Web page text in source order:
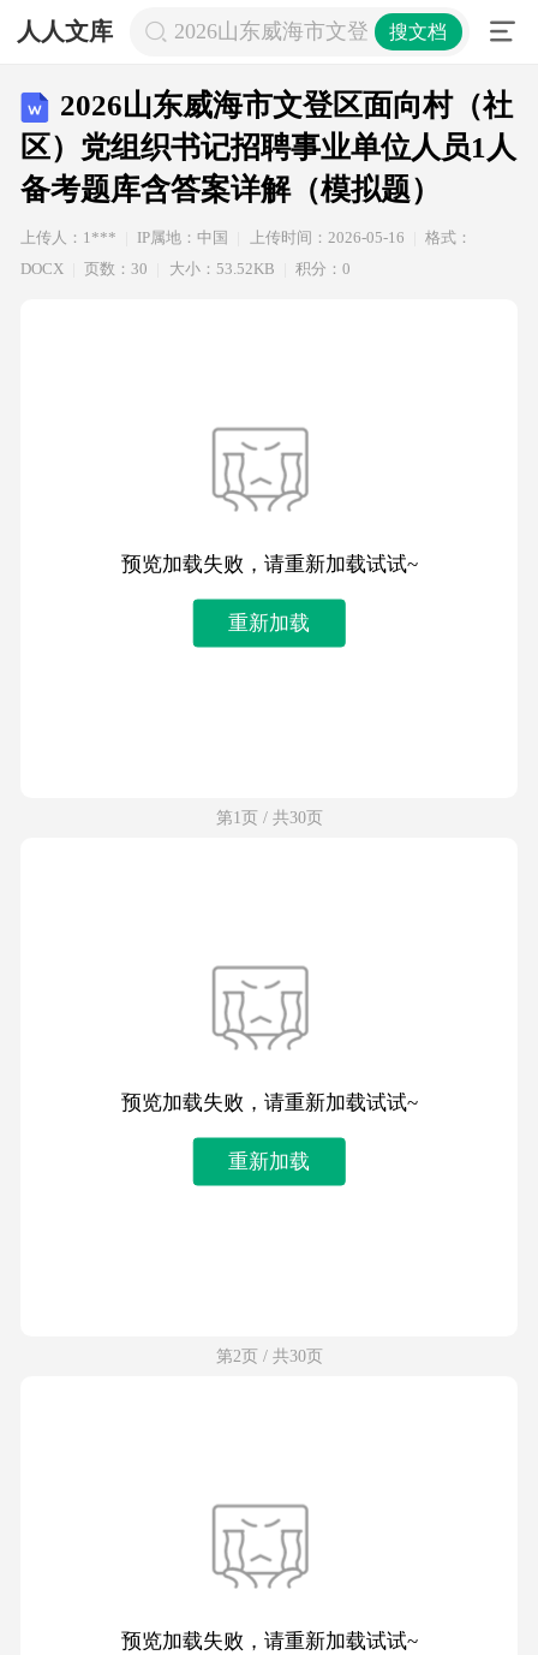
人人文库 2026山东威海市文登区面向村（社区
搜文档
2026山东威海市文登区面向村（社
区）党组织书记招聘事业单位人员1人
备考题库含答案详解（模拟题）
上传人：1*** IP属地：中国 上传时间：2026-05-16
格式：
DOCX
页数：30 大小：53.52KB 积分：0
预览加载失败，请重新加载试试~
重新加载
第1页 / 共30页
预览加载失败，请重新加载试试~
重新加载
第2页 / 共30页
预览加载失败，请重新加载试试~